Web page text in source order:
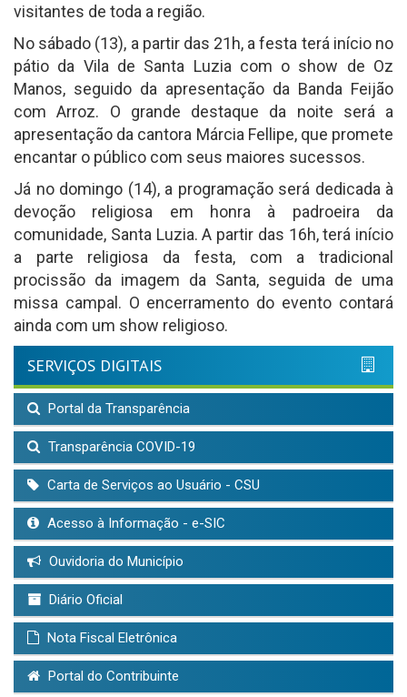
visitantes de toda a região.
No sábado (13), a partir das 21h, a festa terá início no
pátio da Vila de Santa Luzia com o show de Oz
Manos, seguido da apresentação da Banda Feijão
com Arroz. O grande destaque da noite será a
apresentação da cantora Márcia Fellipe, que promete
encantar o público com seus maiores sucessos.
Já no domingo (14), a programação será dedicada à
devoção religiosa em honra à padroeira da
comunidade, Santa Luzia. A partir das 16h, terá início
a parte religiosa da festa, com a tradicional
procissão da imagem da Santa, seguida de uma
missa campal. O encerramento do evento contará
ainda com um show religioso.
SERVIÇOS DIGITAIS
Portal da Transparência
Transparência COVID-19
Carta de Serviços ao Usuário - CSU
Acesso à Informação - e-SIC
Ouvidoria do Município
Diário Oficial
Nota Fiscal Eletrônica
Portal do Contribuinte